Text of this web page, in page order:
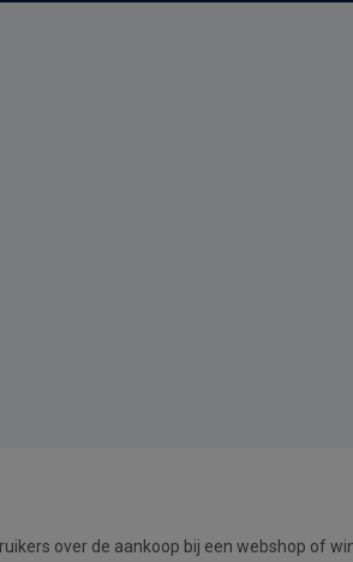
over de aankoop bij een webshop of